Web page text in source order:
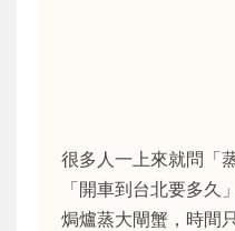
很多人一上來就問「
「開車到台北要多久
焗爐蒸大閘蟹，時間